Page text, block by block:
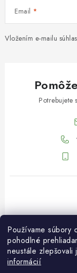
Používame súbory
pohodlné
neustále
informácií
Email
Vložením e-mailu
Potrebujete
Informácie pre vás